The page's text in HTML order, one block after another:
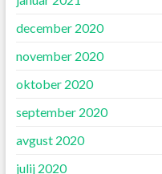
december 2020
november 2020
oktober 2020
september 2020
avgust 2020
julij 2020